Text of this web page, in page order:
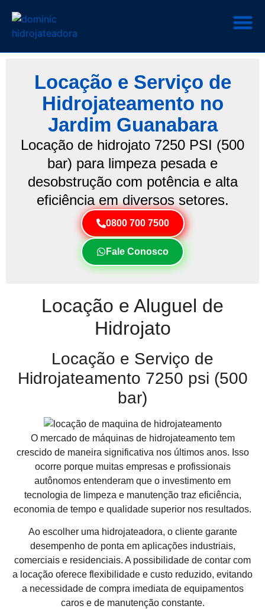
Locação e Serviço de
Hidrojateamento no
Jardim Guanabara
Locação de hidrojato 7250 PSI (500
bar) para limpeza pesada e
desobstrução com potência e alta
eficiência em diversos setores.
0800 700 7500
Fale Conosco
Locação e Aluguel de
Hidrojato
Locação e Serviço de
Hidrojateamento 7250 psi (500
bar)
O mercado de máquinas de hidrojateamento tem
crescido de maneira significativa nos últimos anos. Isso
ocorre porque muitas empresas e profissionais
autônomos entenderam que o investimento em
tecnologia de limpeza e manutenção traz eficiência,
economia de tempo e qualidade superior nos resultados.
Ao escolher uma hidrojateadora, o cliente garante
desempenho de ponta em aplicações industriais,
comerciais e residenciais. A possibilidade de contar com
a locação oferece flexibilidade e custo reduzido, evitando
a necessidade de compra imediata de equipamentos
caros e de manutenção constante.